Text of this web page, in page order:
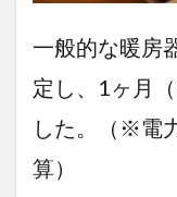
アッ
プ！
2
見た
目だ
けじ
ゃな
一般的な暖房
定し、1ヶ月
した。（※電
算）